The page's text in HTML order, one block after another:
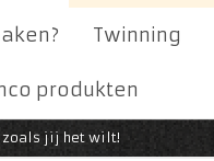
Twinning
produkten
zoals jij het wilt!